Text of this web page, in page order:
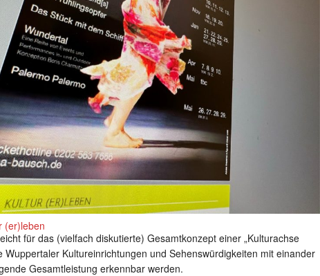
(er)leben
für das (vielfach diskutierte) Gesamtkonzept einer „Kulturachse
Wuppertaler Kultureinrichtungen und Sehenswürdigkeiten mit einander
Gesamtleistung erkennbar werden.